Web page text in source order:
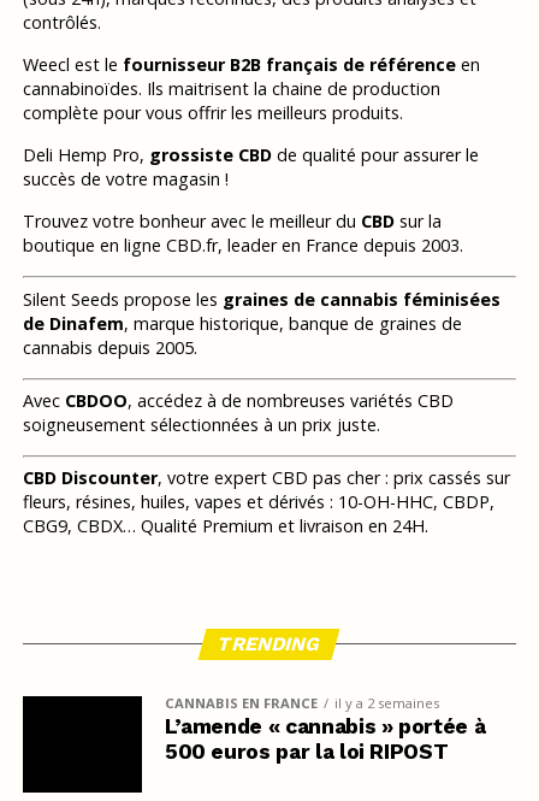
contrôlés.
Weecl est le fournisseur B2B français de référenceen
cannabinoïdes. Ils maitrisent la chaine de production
complète pour vous offrir les meilleurs produits.
Deli Hemp Pro, grossiste CBDde qualité pour assurer le
succès de votre magasin !
Trouvez votre bonheur avec le meilleur du CBDsur la
boutique en ligne CBD.fr, leader en France depuis 2003.
Silent Seeds propose les graines de cannabis féminisées
de Dinafem, marque historique, banque de graines de
cannabis depuis 2005.
Avec CBDOO, accédez à de nombreuses variétés CBD
soigneusement sélectionnées à un prix juste.
CBD Discounter, votre expert CBD pas cher : prix cassés sur
fleurs, résines, huiles, vapes et dérivés : 10-OH-HHC, CBDP,
CBG9, CBDX… Qualité Premium et livraison en 24H.
TRENDING
CANNABIS EN FRANCE il y a 2 semaines
L’amende « cannabis » portée à
500 euros par la loi RIPOST